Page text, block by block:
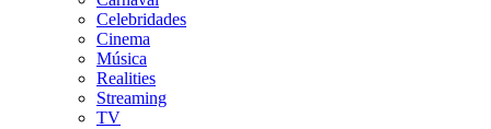
Celebridades
Cinema
Música
Realities
Streaming
TV